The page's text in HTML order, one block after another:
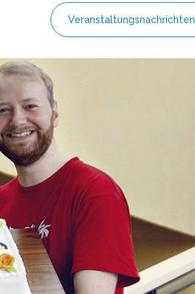
Veranstaltungsnachrichten